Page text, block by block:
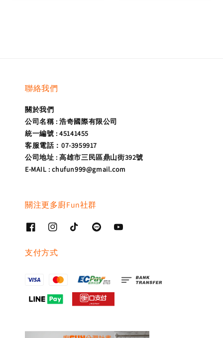
聯絡我們
關於我們
公司名稱 : 浩奇國際有限公司
統一編號 : 45141455
客服電話：07-3959917
公司地址 : 高雄市三民區鼎山街392號
E-MAIL : chufun999@gmail.com
關注更多廚Fun社群
支付方式